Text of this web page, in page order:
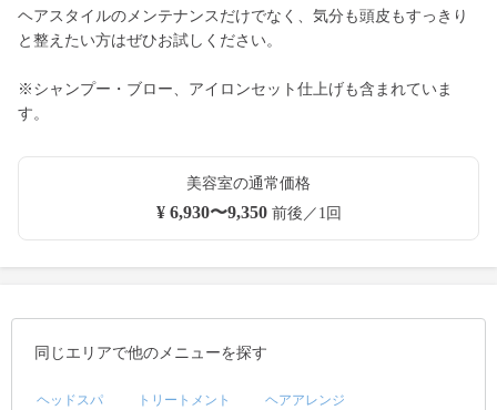
ヘアスタイルのメンテナンスだけでなく、気分も頭皮もすっきり
と整えたい方はぜひお試しください。
※シャンプー・ブロー、アイロンセット仕上げも含まれていま
す。
美容室の通常価格
¥ 6,930〜9,350前後／1回
同じエリアで他のメニューを探す
ヘッドスパ トリートメント ヘアアレンジ